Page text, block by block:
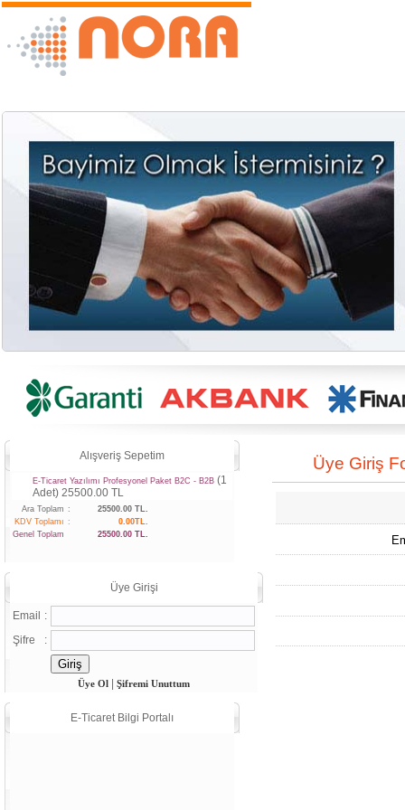
Alışveriş Sepetim
E-Ticaret Yazılımı Profesyonel Paket B2C - B2B (1
Adet) 25500.00 TL
Ara Toplam :
25500.00 TL.
KDV Toplamı :
0.00TL.
Genel Toplam
25500.00 TL.
Üye Girişi
Email
:
Şifre
:
Üye Ol Şifremi Unuttum
E-Ticaret Bilgi Portalı
Üye Giriş